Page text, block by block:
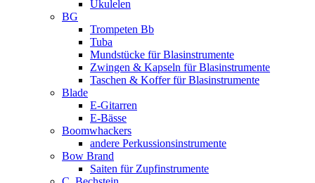
Ukulelen
BG
Trompeten Bb
Tuba
Mundstücke für Blasinstrumente
Zwingen & Kapseln für Blasinstrumente
Taschen & Koffer für Blasinstrumente
Blade
E-Gitarren
E-Bässe
Boomwhackers
andere Perkussionsinstrumente
Bow Brand
Saiten für Zupfinstrumente